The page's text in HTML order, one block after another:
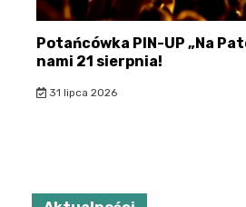
Potańcówka PIN-UP „Na
nami 21 sierpnia!
31 lipca 2026